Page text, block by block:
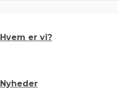
Hvem er vi?
Nyheder